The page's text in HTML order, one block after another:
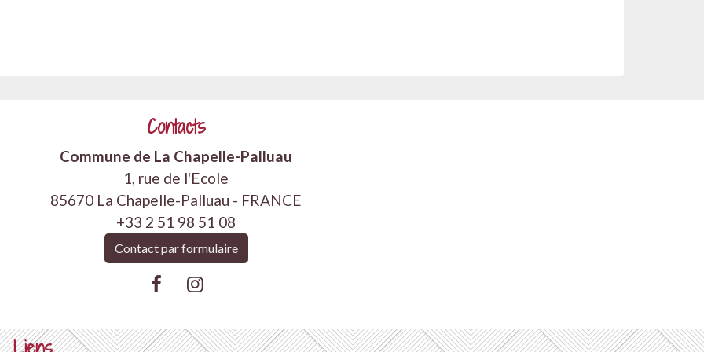
Contacts
Commune de La Chapelle-Palluau
1, rue de l'Ecole
85670 La Chapelle-Palluau - FRANCE
+33 2 51 98 51 08
Contact par formulaire